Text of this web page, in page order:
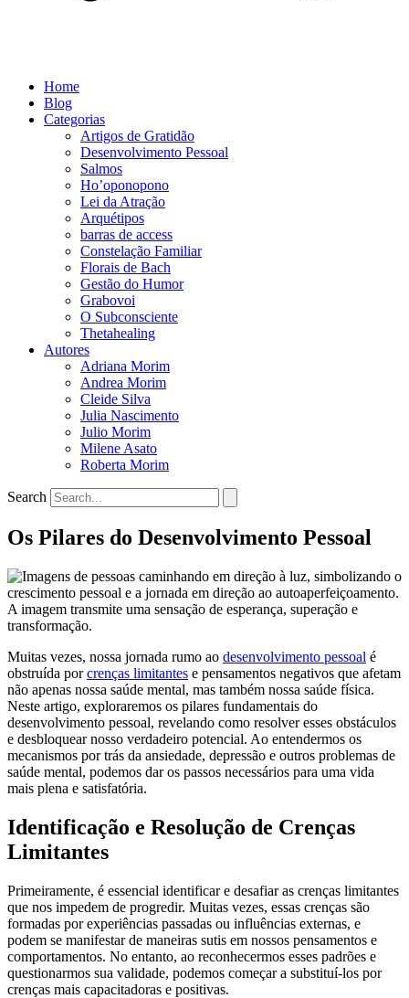
Home
Blog
Categorias
Artigos de Gratidão
Desenvolvimento Pessoal
Salmos
Ho’oponopono
Lei da Atração
Arquétipos
barras de access
Constelação Familiar
Florais de Bach
Gestão do Humor
Grabovoi
O Subconsciente
Thetahealing
Autores
Adriana Morim
Andrea Morim
Cleide Silva
Julia Nascimento
Julio Morim
Milene Asato
Roberta Morim
Search
Os Pilares do Desenvolvimento Pessoal
Muitas vezes, nossa jornada rumo ao desenvolvimento pessoal é
obstruída porcrenças limitantes e pensamentos negativos que afetam
não apenas nossa saúde mental, mas também nossa saúde física.
Neste artigo, exploraremos os pilares fundamentais do
desenvolvimento pessoal, revelando como resolver esses obstáculos
e desbloquear nosso verdadeiro potencial. Ao entendermos os
mecanismos por trás da ansiedade, depressão e outros problemas de
saúde mental, podemos dar os passos necessários para uma vida
mais plena e satisfatória.
Identificação e Resolução de Crenças
Limitantes
Primeiramente, é essencial identificar e desafiar as crenças limitantes
que nos impedem de progredir. Muitas vezes, essas crenças são
formadas por experiências passadas ou influências externas, e
podem se manifestar de maneiras sutis em nossos pensamentos e
comportamentos. No entanto, ao reconhecermos esses padrões e
questionarmos sua validade, podemos começar a substituí-los por
crenças mais capacitadoras e positivas.